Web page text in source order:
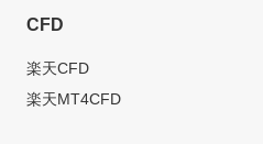
CFD
楽天CFD
楽天MT4CFD